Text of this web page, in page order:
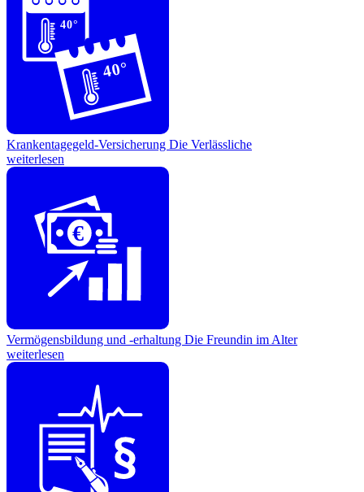
40°
40°
Krankentagegeld-Versicherung Die Verlässliche
weiterlesen
€
Vermögensbildung und -erhaltung Die Freundin im Alter
weiterlesen